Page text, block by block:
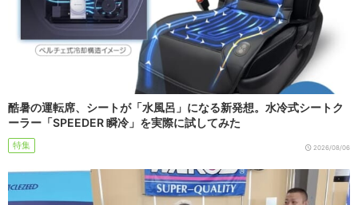
酷暑の運転席、シートが「水風呂」になる新発想。水冷式シートク
ーラー「SPEEDER 瞬冷」を実際に試してみた
特集 2026/08/06